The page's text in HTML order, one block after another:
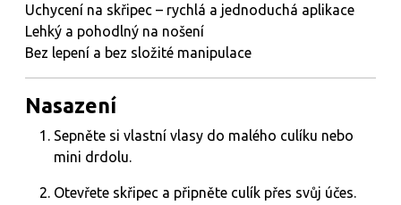
Uchycení na skřipec – rychlá a jednoduchá aplikace
Lehký a pohodlný na nošení
Bez lepení a bez složité manipulace
Nasazení
Sepněte si vlastní vlasy do malého culíku nebo
mini drdolu.
Otevřete skřipec a připněte culík přes svůj účes.